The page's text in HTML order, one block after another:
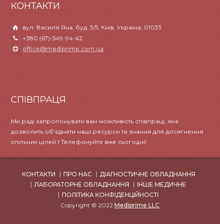
КОНТАКТИ
вул. Василя Яна, буд. 3/5, Київ, Україна, 01033
+380 (67)-549-94-42
office@mediprime.com.ua
СПІВПРАЦЯ
Ми раді запропонувати вам можливість співпраці, яка
дозволить об'єднати наші ресурси та знання для досягнення
спільних цілей Телефонуйте вже сьогодні!
КОНТАКТИ ПРО НАС
ДІАГНОСТИЧНЕ ОБЛАДНАННЯ
ЛАБОРАТОРНЕ ОБЛАДНАННЯ
ІНШЕ МЕДИЧНЕ
ПОЛІТИКА КОНФІДЕНЦІЙНОСТІ
Copyright © 2022 Mediprime LLC